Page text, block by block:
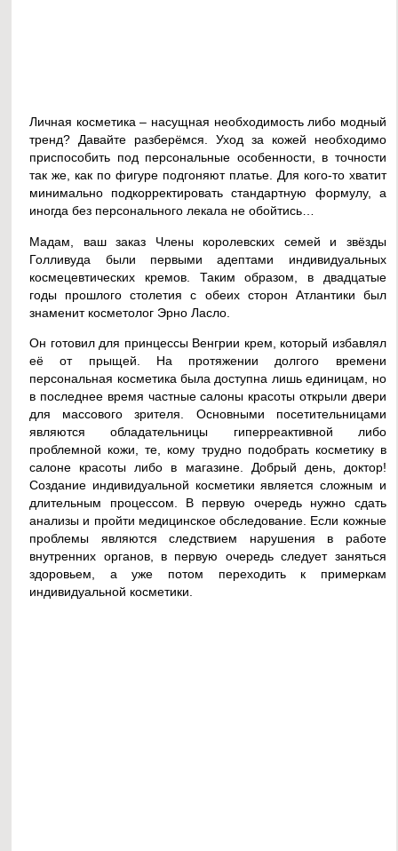
Личная косметика – насущная необходимость либо модный
тренд? Давайте разберёмся. Уход за кожей необходимо
приспособить под персональные особенности, в точности
так же, как по фигуре подгоняют платье. Для кого-то хватит
минимально подкорректировать стандартную формулу, а
иногда без персонального лекала не обойтись…
Мадам, ваш заказ Члены королевских семей и звёзды
Голливуда были первыми адептами индивидуальных
космецевтических кремов. Таким образом, в двадцатые
годы прошлого столетия с обеих сторон Атлантики был
знаменит косметолог Эрно Ласло.
Он готовил для принцессы Венгрии крем, который избавлял
её от прыщей. На протяжении долгого времени
персональная косметика была доступна лишь единицам, но
в последнее время частные салоны красоты открыли двери
для массового зрителя. Основными посетительницами
являются обладательницы гиперреактивной либо
проблемной кожи, те, кому трудно подобрать косметику в
салоне красоты либо в магазине. Добрый день, доктор!
Создание индивидуальной косметики является сложным и
длительным процессом. В первую очередь нужно сдать
анализы и пройти медицинское обследование. Если кожные
проблемы являются следствием нарушения в работе
внутренних органов, в первую очередь следует заняться
здоровьем, а уже потом переходить к примеркам
индивидуальной косметики.